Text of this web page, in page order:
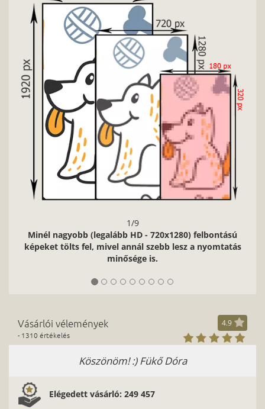
1/9
Minél nagyobb (legalább HD - 720x1280) felbontású
képeket tölts fel, mivel annál szebb lesz a nyomtatás
minősége is.
Vásárlói vélemények
- 1310 értékelés
4.9
Köszönöm! :) Fükő Dóra
Elégedett vásárló: 249 457